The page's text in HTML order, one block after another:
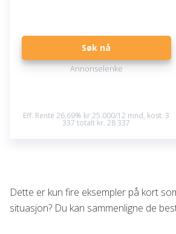
Søk nå
Annonselenke
Eff. Rente 26,69% kr 25.000/12 mnd, kost. 3
337 totalt kr. 28 337
Dette er kun fire eksempler på kort
situasjon? Du kan sammenligne de